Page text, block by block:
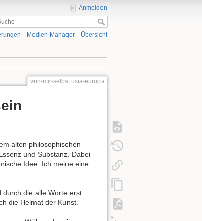
Anmelden
Medien-Manager Übersicht
von-mir-selbst:usia-europa
alten philosophischen
und Substanz. Dabei
Idee. Ich meine eine
durch die alle Worte erst
die Heimat der Kunst.